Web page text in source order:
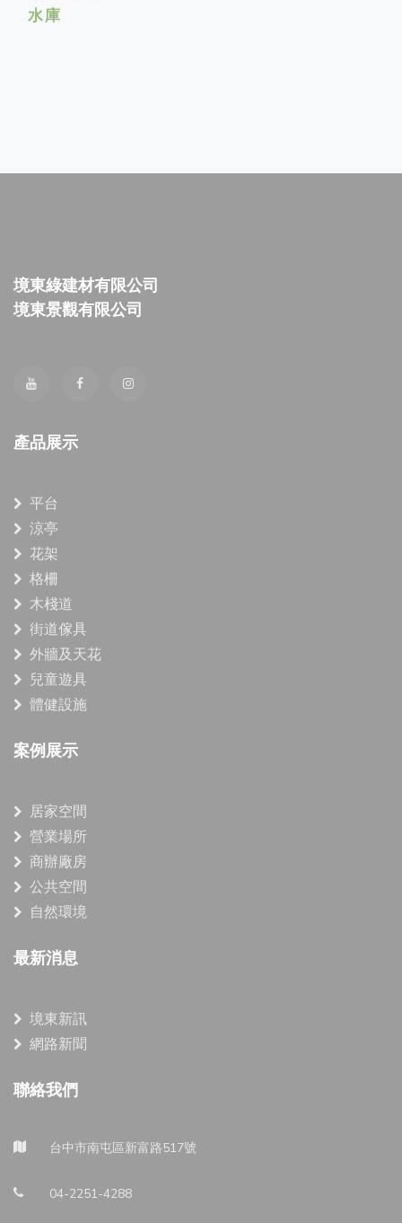
水庫
境東綠建材有限公司
境東景觀有限公司
產品展示
平台
涼亭
花架
格柵
木棧道
街道傢具
外牆及天花
兒童遊具
體健設施
案例展示
居家空間
營業場所
商辦廠房
公共空間
自然環境
最新消息
境東新訊
網路新聞
聯絡我們
台中市南屯區新富路517號
04-2251-4288